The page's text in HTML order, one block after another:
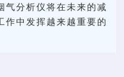
分析仪将在未来的减
作中发挥越来越重要的